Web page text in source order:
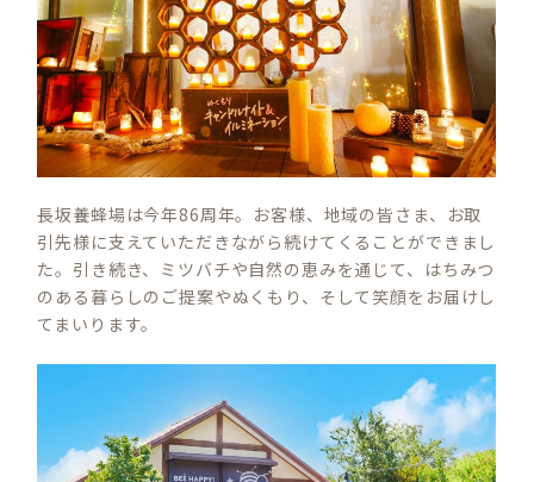
長坂養蜂場は今年86周年。お客様、地域の皆さま、お取
引先様に支えていただきながら続けてくることができまし
た。引き続き、ミツバチや自然の恵みを通じて、はちみつ
のある暮らしのご提案やぬくもり、そして笑顔をお届けし
てまいります。